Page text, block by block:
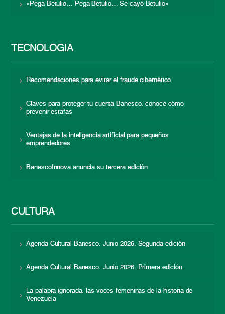
«Pega Betulio… Pega Betulio… Se cayó Betulio»
TECNOLOGÍA
Recomendaciones para evitar el fraude cibernético
Claves para proteger tu cuenta Banesco: conoce cómo
prevenir estafas
Ventajas de la inteligencia artificial para pequeños
emprendedores
BanescoInnova anuncia su tercera edición
CULTURA
Agenda Cultural Banesco. Junio 2026. Segunda edición
Agenda Cultural Banesco. Junio 2026. Primera edición
La palabra ignorada: las voces femeninas de la historia de
Venezuela